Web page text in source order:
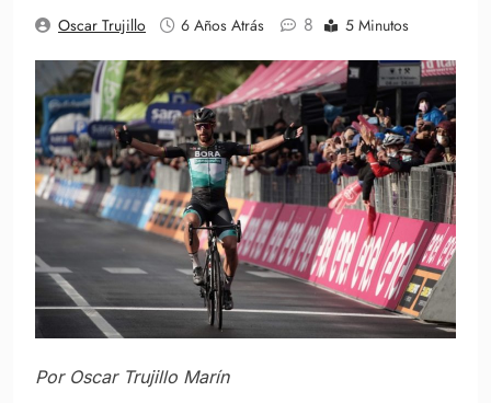
Oscar Trujillo 6 Años Atrás 8 5 Minutos
Por Oscar Trujillo Marín